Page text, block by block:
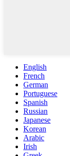
English
French
German
Portuguese
Spanish
Russian
Japanese
Korean
Arabic
Irish